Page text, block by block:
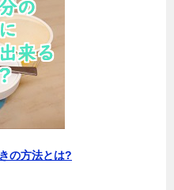
の方法とは?